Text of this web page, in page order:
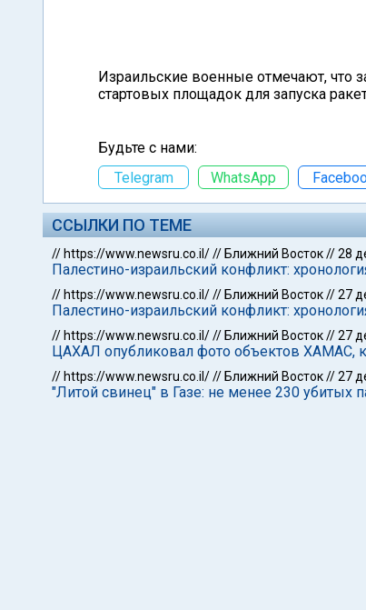
Израильские военные отмечают, что
стартовых площадок для запуска
Будьте с нами:
Telegram
WhatsApp
ССЫЛКИ ПО ТЕМЕ
// https://www.newsru.co.il/// Ближний Восток//28
Палестино-израильский конфликт:
// https://www.newsru.co.il/// Ближний Восток//27
Палестино-израильский конфликт:
// https://www.newsru.co.il/// Ближний Восток//27
ЦАХАЛ опубликовал фото объектов ХАМАС,
// https://www.newsru.co.il/// Ближний Восток//27
"Литой свинец" в Газе: не менее 230 убитых